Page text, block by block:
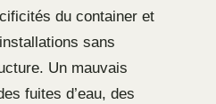
du container et
sans
Un mauvais
fuites d’eau, des